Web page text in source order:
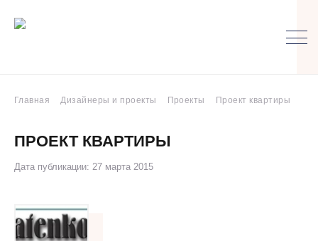
Главная Дизайнеры и проекты Проекты Проект квартиры
ПРОЕКТ КВАРТИРЫ
Дата публикации: 27 марта 2015